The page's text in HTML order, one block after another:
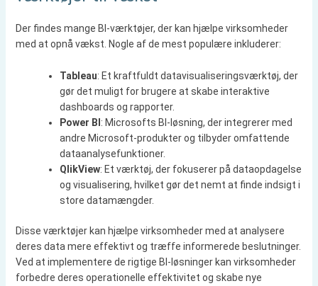
Der findes mange BI-værktøjer, der kan hjælpe virksomheder
med at opnå vækst. Nogle af de mest populære inkluderer:
Tableau: Et kraftfuldt datavisualiseringsværktøj, der
gør det muligt for brugere at skabe interaktive
dashboards og rapporter.
Power BI : Microsofts BI-løsning, der integrerer med
andre Microsoft-produkter og tilbyder omfattende
dataanalysefunktioner.
QlikView: Et værktøj, der fokuserer på dataopdagelse
og visualisering, hvilket gør det nemt at finde indsigt i
store datamængder.
Disse værktøjer kan hjælpe virksomheder med at analysere
deres data mere effektivt og træffe informerede beslutninger.
Ved at implementere de rigtige BI-løsninger kan virksomheder
forbedre deres operationelle effektivitet og skabe nye